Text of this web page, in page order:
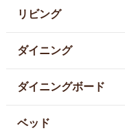
リビング
ダイニング
ダイニングボード
ベッド